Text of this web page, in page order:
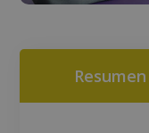
Resumen